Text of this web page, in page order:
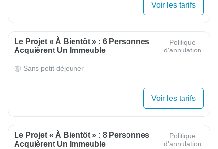
Voir les tarifs
Le Projet « À Bientôt » : 6 Personnes
Acquièrent Un Immeuble
Politique
d'annulation
Sans petit-déjeuner
Voir les tarifs
Le Projet « À Bientôt » : 8 Personnes
Acquièrent Un Immeuble
Politique
d'annulation